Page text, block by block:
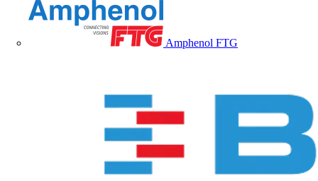
Amphenol FTG